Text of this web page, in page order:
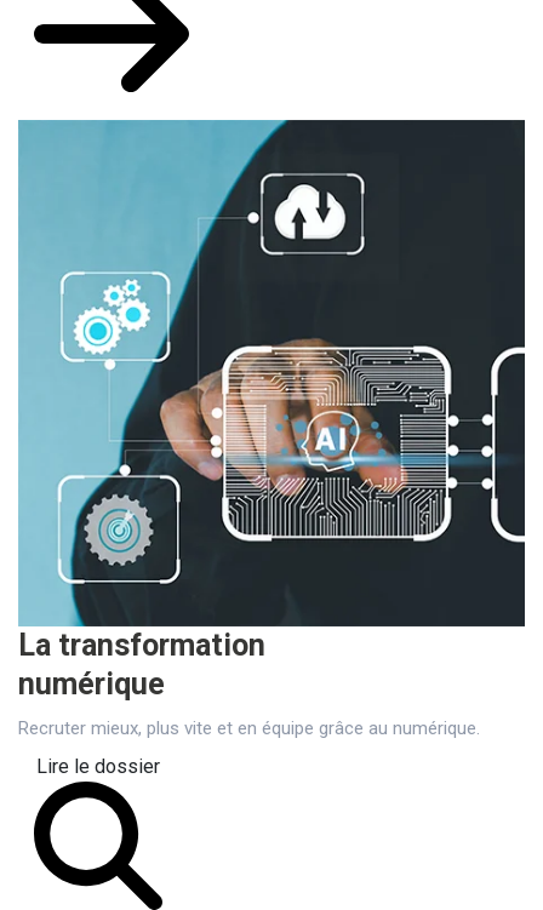
La transformation
numérique
Recruter mieux, plus vite et en équipe grâce au numérique.
Lire le dossier